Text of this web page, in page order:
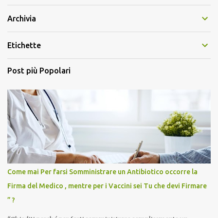
Archivia
Etichette
Post più Popolari
Come mai Per farsi Somministrare un Antibiotico occorre la
Firma del Medico , mentre per i Vaccini sei Tu che devi Firmare
” ?